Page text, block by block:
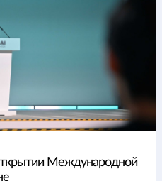
Международной